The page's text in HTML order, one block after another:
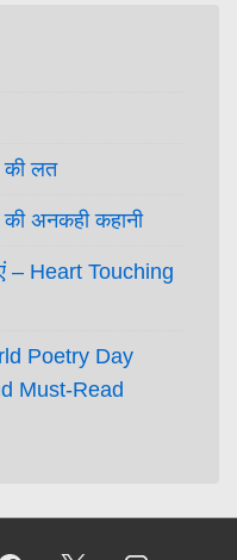
की लत
अनकही कहानी
– Heart Touching
Poetry Day
Must-Read